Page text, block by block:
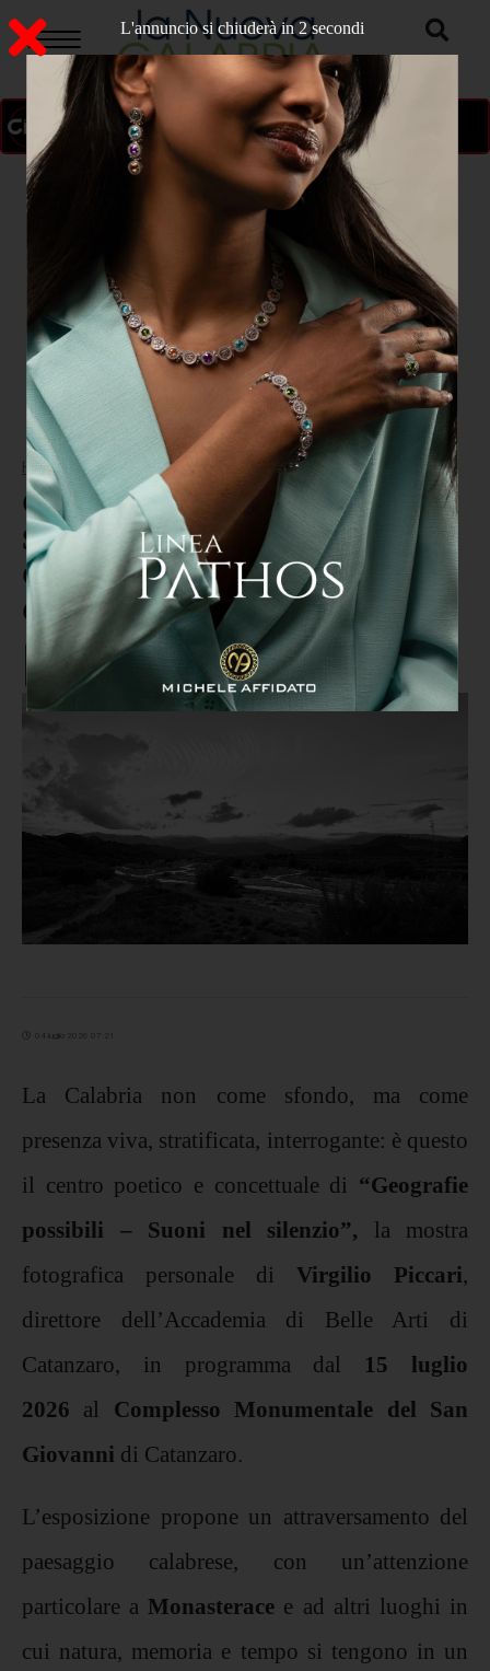
ON AIR
Home > CULTURA E SPETTACOLO
Catanzaro “Geografie possibili-
Suoni nel silenzio”: al San
Giovanni Piccari racconta la
Calabria
04 luglio 2026 07:21
La Calabria non come sfondo, ma come
presenza viva, stratificata, interrogante: è questo
il centro poetico e concettuale di “Geografie
possibili – Suoni nel silenzio”, la mostra
fotografica personale di Virgilio Piccari
direttore dell’Accademia di Belle Arti di
Catanzaro, in programma dal 15 luglio
2026 al Complesso Monumentale del San
Giovanni di Catanzaro.
L’esposizione propone un attraversamento del
paesaggio calabrese, con un’attenzione
particolare a Monasterace e ad altri luoghi in
cui natura, memoria e tempo si tengono in un
L'annuncio si chiuderà in 1 secondi